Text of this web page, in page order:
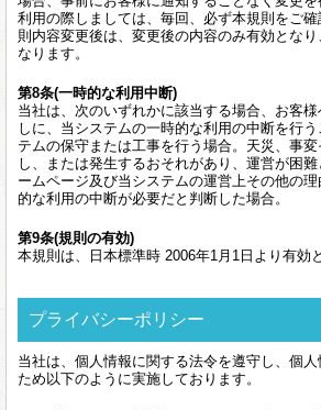
利用の際しましては、毎回、必ず本規則をご
則内容変更後は、変更後の内容のみ有効とな
なります。
第8条(一時的な利用中断)
当社は、次のいずれかに該当する場合、お客
しに、当システムの一時的な利用の中断を行
テムの保守または工事を行う場合。天災、事
し、または発生するおそれがあり、運営が困
ームページ及び当システムの運営上その他の
的な利用の中断が必要だと判断した場合。
第9条(規則の有効)
本規則は、日本標準時 2006年1月1日より有効
プライバシーポリシー
当社は、個人情報に関する法令を遵守し、個
ため以下のように実施しております。